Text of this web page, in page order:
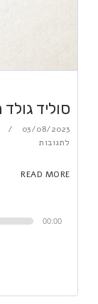
סוליד גולד מס' 82 –
03/08/2023
לתגובות
READ MORE
00:00